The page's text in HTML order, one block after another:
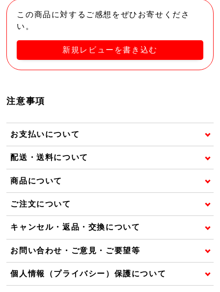
この商品に対するご感想をぜひお寄せくださ
い。
新規レビューを書き込む
注意事項
お支払いについて
配送・送料について
商品について
ご注文について
キャンセル・返品・交換について
お問い合わせ・ご意見・ご要望等
個人情報（プライバシー）保護について